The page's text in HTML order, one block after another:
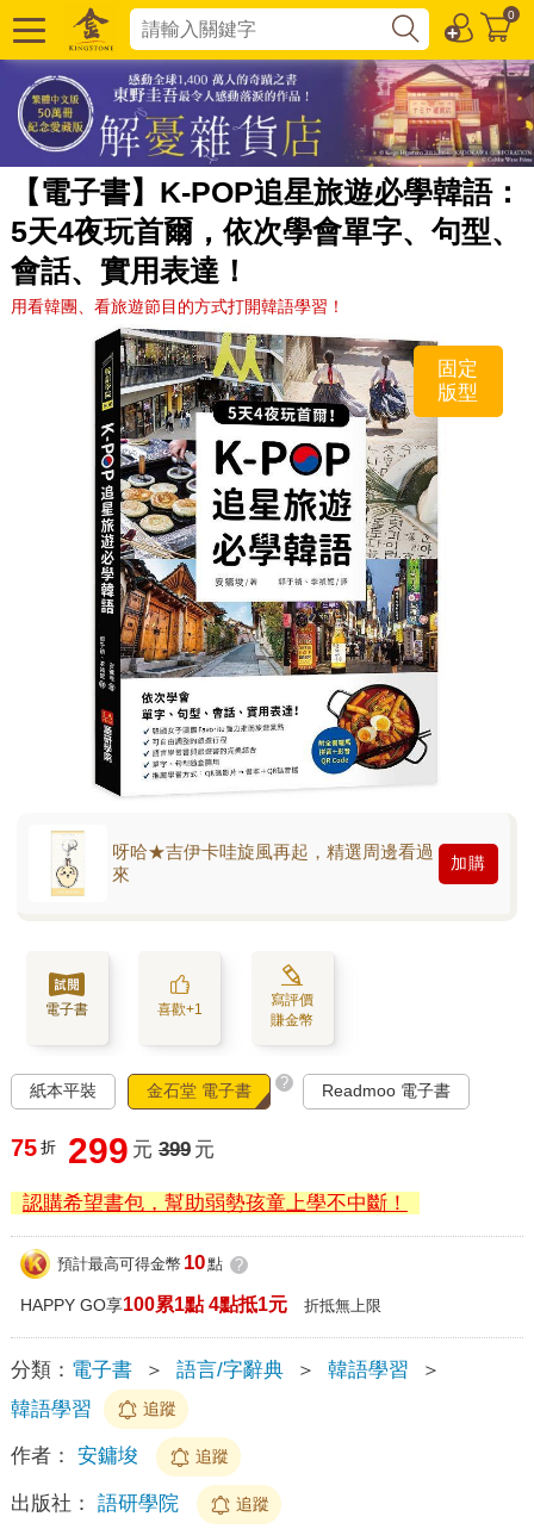
0
【電子書】K-POP追星旅遊必學韓語：
5天4夜玩首爾，依次學會單字、句型、
會話、實用表達！
用看韓團、看旅遊節目的方式打開韓語學習！
固定
版型
呀哈★吉伊卡哇旋風再起，精選周邊看過
來
加購
電子書 喜歡+1
寫評價
賺金幣
紙本平裝 金石堂 電子書 ? Readmoo 電子書
75 折 299 元 399 元
認購希望書包，幫助弱勢孩童上學不中斷！
預計最高可得金幣 10點 ?
HAPPY GO享100累1點 4點抵1元 折抵無上限
分類： 電子書 ＞ 語言/字辭典 ＞ 韓語學習
＞
韓語學習
追蹤
作者： 安鏞埈 追蹤
出版社： 語研學院 追蹤